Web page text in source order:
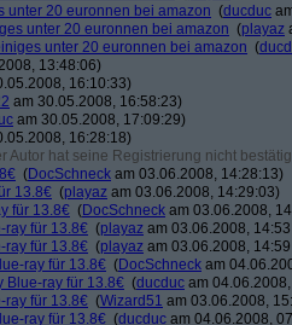
unter 20 euronnen bei amazon (ducduc
unter 20 euronnen bei amazon (playaz
unter 20 euronnen bei amazon (
13:48:06)
16:10:33)
am 30.05.2008, 16:58:23)
am 30.05.2008, 17:09:29)
16:28:18)
Autor hat seine Registrierung nicht
(DocSchneck am 03.06.2008, 14:28:13)
13.8€ (playaz am 03.06.2008, 14:29:03)
für 13.8€ (DocSchneck am 03.06.2008,
ray für 13.8€ (playaz am 03.06.2008,
ray für 13.8€ (playaz am 03.06.2008,
ray für 13.8€ (DocSchneck am
Blue-ray für 13.8€ (ducduc am
ray für 13.8€ (Wizard51 am 03.06.2008,
ray für 13.8€ (ducduc am 04.06.2008,